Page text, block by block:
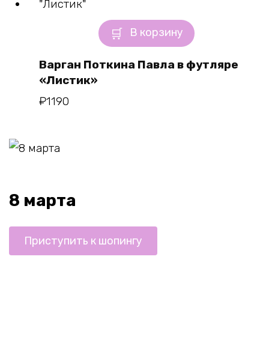
В корзину
Варган Поткина Павла в футляре
«Листик»
₽1190
8 марта
Приступить к шопингу